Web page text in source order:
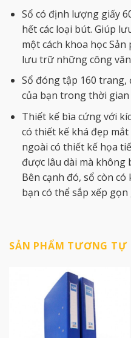
Sổ có định lượng giấy
hết các loại bút. Giúp
một cách khoa học
lưu trữ những công
Sổ đóng tập 160 trang,
của bạn trong thời gian
Thiết kế bìa cứng với
có thiết kế khá đẹp
ngoài có thiết kế họa
được lâu dài mà không
Bên cạnh đó, sổ còn
bạn có thể sắp xếp
SẢN PHẨM TƯƠNG TỰ